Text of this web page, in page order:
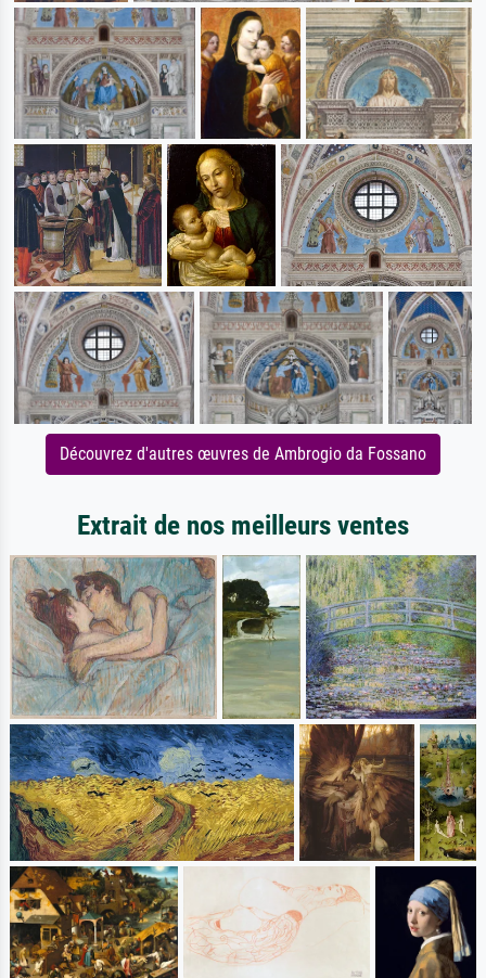
Découvrez d'autres œuvres de Ambrogio da Fossano
Extrait de nos meilleurs ventes